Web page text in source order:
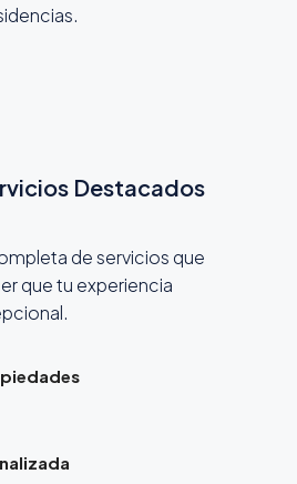
Destacados
de servicios que
que tu experiencia